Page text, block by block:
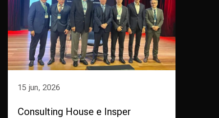
15 jun, 2026
Consulting House e Insper